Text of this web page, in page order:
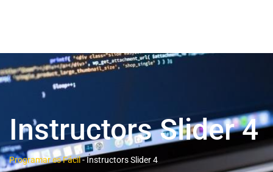
Instructors Slider 4
Programar es Fácil-Instructors Slider 4